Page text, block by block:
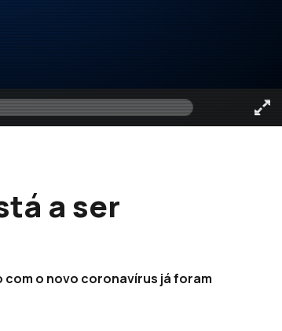
a ser
o novo coronavírus já foram